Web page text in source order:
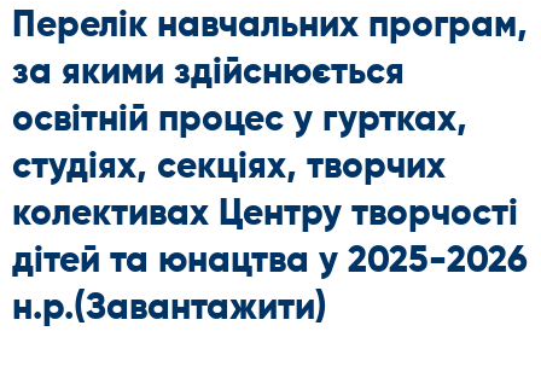
Перелік навчальних програм,
за якими здійснюється
освітній процес у гуртках,
студіях, секціях, творчих
колективах Центру творчості
дітей та юнацтва у 2025-2026
н.р.(Завантажити)